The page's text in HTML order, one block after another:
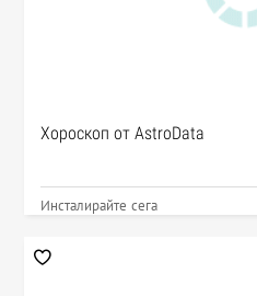
Хороскоп от AstroData
Инсталирайте сега